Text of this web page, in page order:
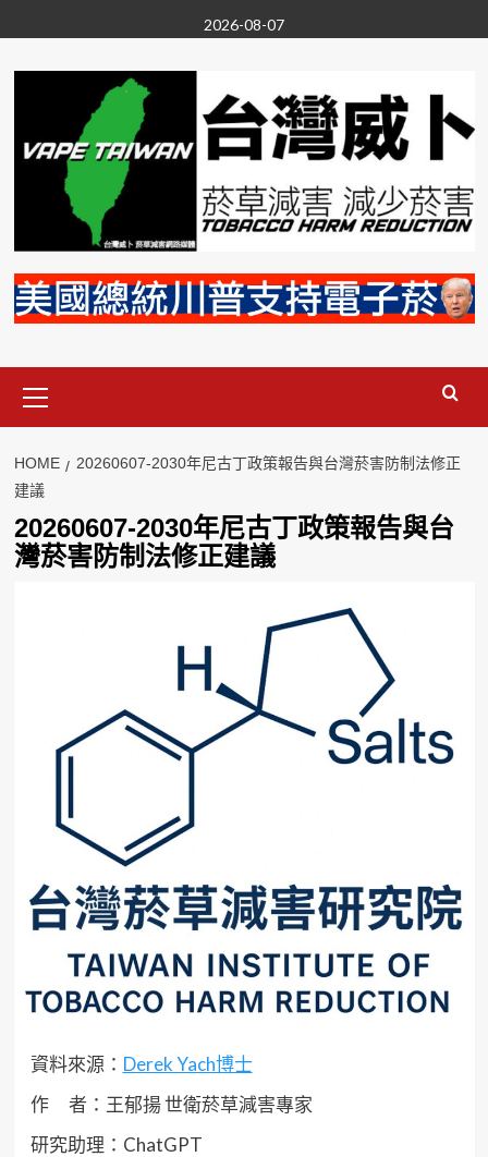
to
content
2026-08-07
Menu
HOME
20260607-2030年尼古丁政策報告與台灣菸害防制法修正
建議
20260607-2030年尼古丁政策報告與台
灣菸害防制法修正建議
資料來源： Derek Yach博士
作 者：王郁揚 世衛菸草減害專家
研究助理：ChatGPT